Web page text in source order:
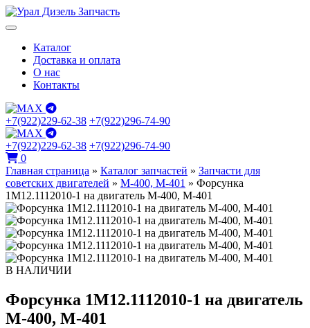
Каталог
Доставка и оплата
О нас
Контакты
+7(922)229-62-38 +7(922)296-74-90
+7(922)229-62-38 +7(922)296-74-90
0
Главная страница » Каталог запчастей » Запчасти для
советских двигателей » М-400, М-401 » Форсунка
1М12.1112010-1 на двигатель М-400, М-401
В НАЛИЧИИ
Форсунка 1М12.1112010-1 на двигатель
М-400, М-401